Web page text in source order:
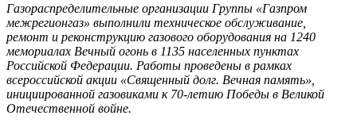
Газораспределительные организации Группы «Газпром
межрегионгаз» выполнили техническое обслуживание,
ремонт и реконструкцию газового оборудования на 1240
мемориалах Вечный огонь в 1135 населенных пунктах
Российской Федерации. Работы проведены в рамках
всероссийской акции «Священный долг. Вечная память»,
инициированной газовиками к 70-летию Победы в Великой
Отечественной войне.